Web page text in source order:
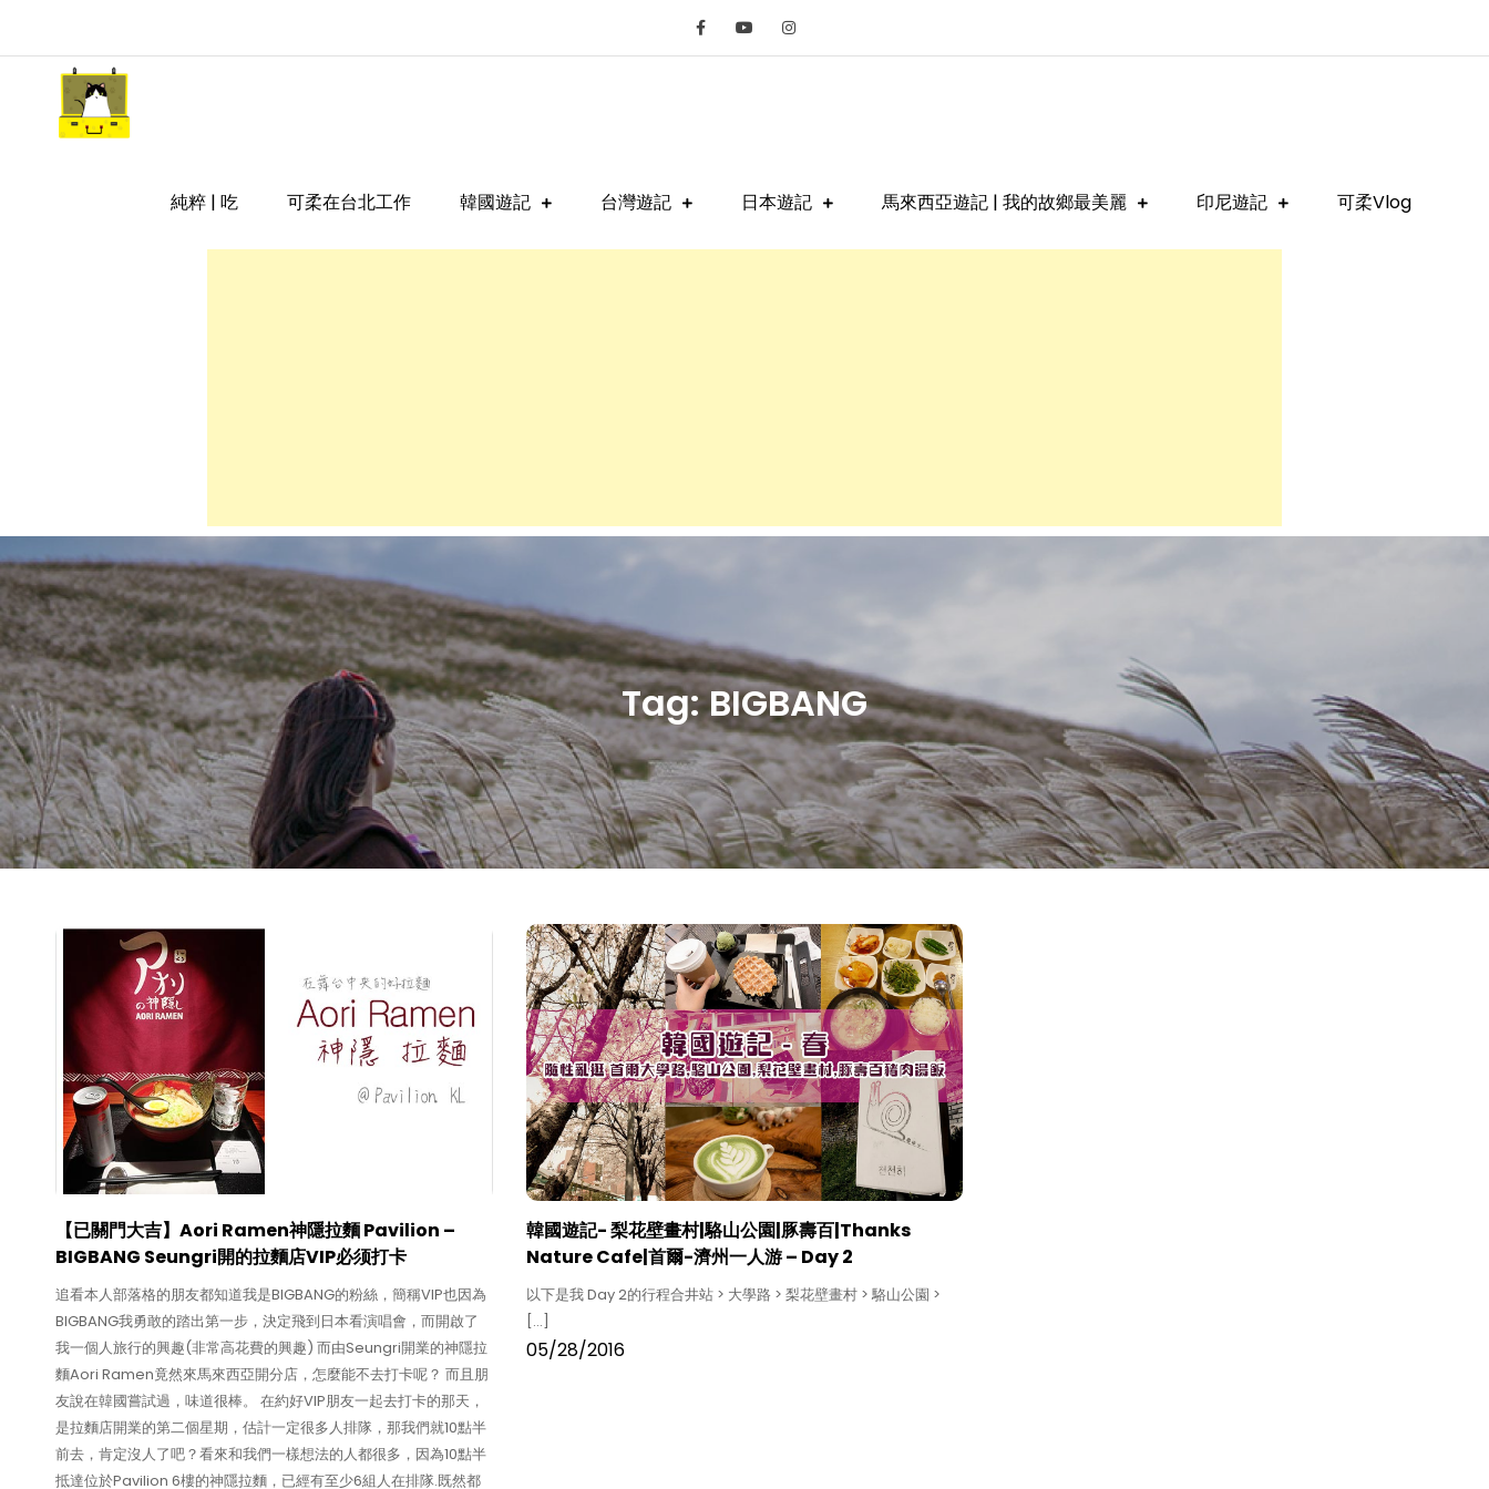
content
純粹 | 吃 可柔在台北工作 韓國遊記 台灣遊記 日本遊記 馬來西亞遊記 | 我的故鄉最美麗 印尼遊記 可柔Vlog
Tag:BIGBANG
【已關門大吉】Aori Ramen神隱拉麵 Pavilion –
BIGBANG Seungri開的拉麵店VIP必须打卡
追看本人部落格的朋友都知道我是BIGBANG的粉絲，簡稱VIP也因為
BIGBANG我勇敢的踏出第一步，決定飛到日本看演唱會，而開啟了
我一個人旅行的興趣(非常高花費的興趣) 而由Seungri開業的神隱拉
麵Aori Ramen竟然來馬來西亞開分店，怎麼能不去打卡呢？ 而且朋
友說在韓國嘗試過，味道很棒。 在約好VIP朋友一起去打卡的那天，
是拉麵店開業的第二個星期，估計一定很多人排隊，那我們就10點半
前去，肯定沒人了吧？看來和我們一樣想法的人都很多，因為10點半
抵達位於Pavilion 6樓的神隱拉麵，已經有至少6組人在排隊.既然都
韓國遊記- 梨花壁畫村|駱山公園|豚壽百|Thanks
Nature Cafe|首爾-濟州一人游 – Day 2
以下是我 Day 2的行程合井站 > 大學路 > 梨花壁畫村 > 駱山公園 >
[…]
05/28/2016